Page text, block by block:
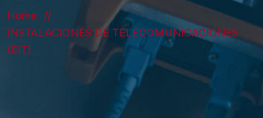
Home
INSTALACIONES DE TELECOMUNICACIONES
(EIT)